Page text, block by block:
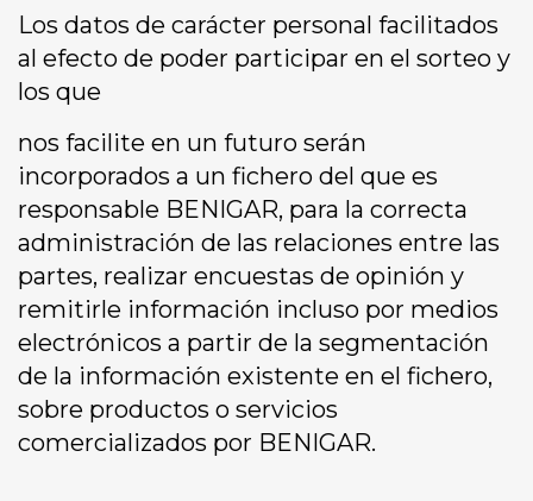
Los datos de carácter personal facilitados
al efecto de poder participar en el sorteo y
los que
nos facilite en un futuro serán
incorporados a un fichero del que es
responsable BENIGAR, para la correcta
administración de las relaciones entre las
partes, realizar encuestas de opinión y
remitirle información incluso por medios
electrónicos a partir de la segmentación
de la información existente en el fichero,
sobre productos o servicios
comercializados por BENIGAR.